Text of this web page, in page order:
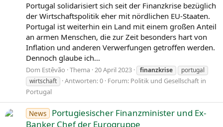
Portugal solidarisiert sich seit der Finanzkrise bezüglich
der Wirtschaftspolitik eher mit nördlichen EU-Staaten.
Portugal ist weiterhin ein Land mit einem großen Anteil
an armen Menschen, die zur Zeit besonders hart von
Inflation und anderen Verwerfungen getroffen werden.
Dennoch glaube ich...
Dom Estêvão Thema 20 April 2023 finanzkrise
portugal
wirtschaft
Antworten: 0 Forum: Politik und Gesellschaft in
Portugal
News
Portugiesischer Finanzminister und Ex-
Banker Chef der Eurogruppe